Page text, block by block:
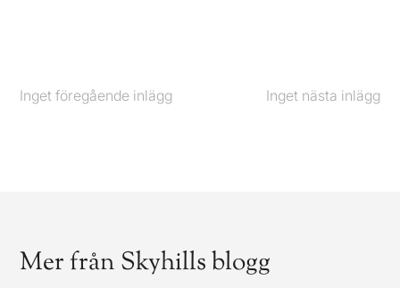
Föregående
Inget föregående inlägg Nästa
Inget nästa inlägg
Mer från Skyhills blogg